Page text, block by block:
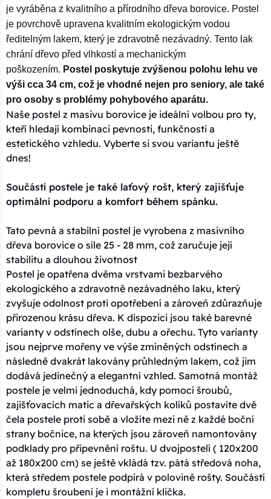
je vyráběna z kvalitního a přírodního dřeva borovice. Postel
je povrchově upravena kvalitním ekologickým vodou
ředitelným lakem, který je zdravotně nezávadný. Tento lak
chrání dřevo před vlhkostí a mechanickým
poškozením. Postel poskytuje zvýšenou polohu lehu ve
výši cca 34 cm, což je vhodné nejen pro seniory, ale také
pro osoby s problémy pohybového aparátu.
Naše postel z masivu borovice je ideální volbou pro ty,
kteří hledají kombinaci pevnosti, funkčnosti a
estetického vzhledu. Vyberte si svou variantu ještě
dnes!
Součástí postele je také laťový rošt, který zajišťuje
optimální podporu a komfort během spánku.
Tato pevná a stabilní postel je vyrobena z masivního
dřeva borovice o síle 25 - 28 mm, což zaručuje její
stabilitu a dlouhou životnost
Postel je opatřena dvěma vrstvami bezbarvého
ekologického a zdravotně nezávadného laku, který
zvyšuje odolnost proti opotřebení a zároveň zdůrazňuje
přirozenou krásu dřeva. K dispozici jsou také barevné
varianty v odstínech olše, dubu a ořechu. Tyto varianty
jsou nejprve mořeny ve výše zmíněných odstínech a
následně dvakrát lakovány průhledným lakem, což jim
dodává jedinečný a elegantní vzhled. Samotná montáž
postele je velmi jednoduchá, kdy pomocí šroubů,
zajišťovacích matic a dřevařských kolíků postavíte dvě
čela postele proti sobě a vložíte mezi ně z každé boční
strany bočnice, na kterých jsou zároveň namontovány
podklady pro připevnění roštu. U dvojpostelí ( 120x200
až 180x200 cm) se ještě vkládá tzv. pátá středová noha,
která středem postele podpírá v polovině rošty. Součástí
kompletu šroubení je i montážní klička.